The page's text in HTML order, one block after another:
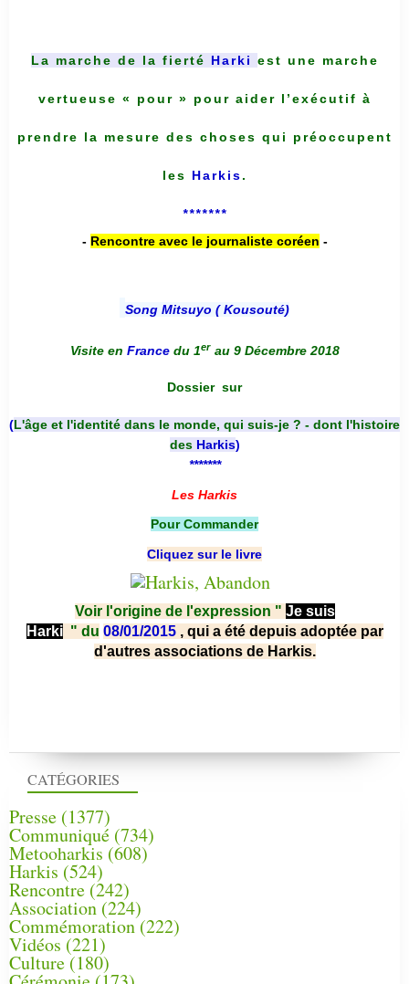
CATÉGORIES
Presse (1377)
Communiqué (734)
Metooharkis (608)
Harkis (524)
Rencontre (242)
Association (224)
Commémoration(222)
Vidéos (221)
Culture(180)
La marche de la fierté Harki est une marche
vertueuse « pour » pour aider l’exécutif à
prendre la mesure des choses qui préoccupent
les Harkis.
*******
- Rencontre avec le journaliste coréen -
Song Mitsuyo ( Kousouté)
Visite en France du 1er au 9 Décembre 2018
Dossier sur
(L'âge et l'identité dans le monde, qui suis-je ? - dont l'histoire
des Harkis)
*******
Les Harkis
Pour Commander
Cliquez sur le livre
Voir l'origine de l'expression " Je suis
Harki " du 08/01/2015 , qui a été depuis adoptée par
d'autres associations de Harkis.